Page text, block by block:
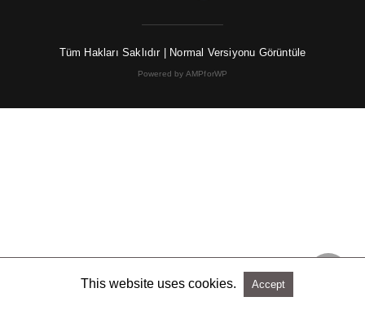
Tüm Hakları Saklıdır | Normal Versiyonu Görüntüle
Powered by AMPforWP
This website uses cookies. Accept